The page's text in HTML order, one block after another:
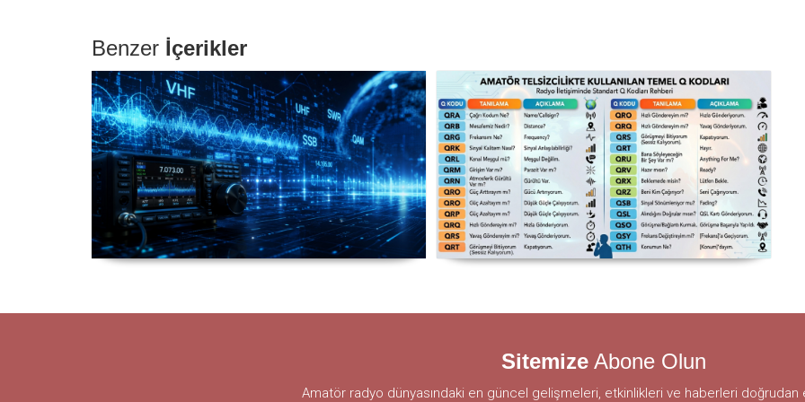
Benzer İçerikler
Elektronik Sözlük Amatör Telsizcilik
Ağırlıklı Elektronik Kısaltmalar-
Kelimeler-Terimler
Uluslararası Haberleşmede
Kullanılan Q Kodları - Detaylı
Sitemize Abone Olun
Amatör radyo dünyasındaki en güncel gelişmeleri, etkinlikleri ve haberleri doğrudan